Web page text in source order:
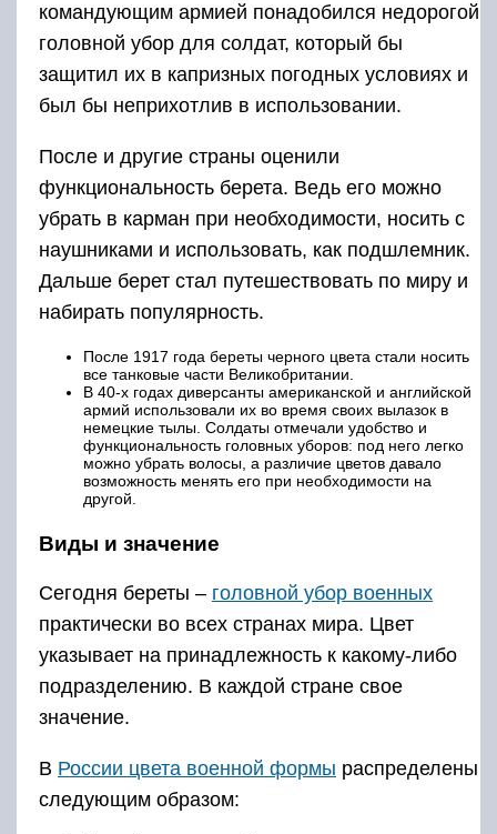
командующим армией понадобился недорогой
головной убор для солдат, который бы
защитил их в капризных погодных условиях и
был бы неприхотлив в использовании.
После и другие страны оценили
функциональность берета. Ведь его можно
убрать в карман при необходимости, носить с
наушниками и использовать, как подшлемник.
Дальше берет стал путешествовать по миру и
набирать популярность.
После 1917 года береты черного цвета стали носить
все танковые части Великобритании.
В 40-х годах диверсанты американской и английской
армий использовали их во время своих вылазок в
немецкие тылы. Солдаты отмечали удобство и
функциональность головных уборов: под него легко
можно убрать волосы, а различие цветов давало
возможность менять его при необходимости на
другой.
Виды и значение
Сегодня береты – головной убор военных
практически во всех странах мира. Цвет
указывает на принадлежность к какому-либо
подразделению. В каждой стране свое
значение.
В России цвета военной формы распределены
следующим образом: